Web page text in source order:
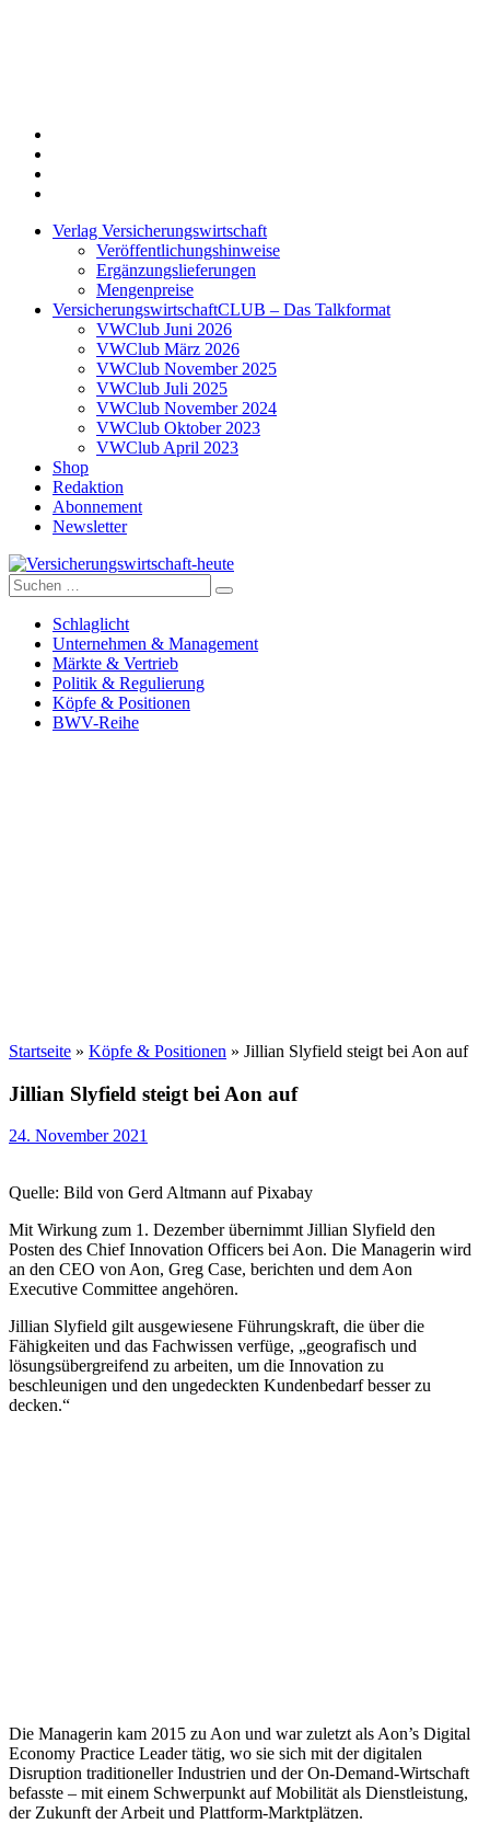
Verlag Versicherungswirtschaft
Veröffentlichungshinweise
Ergänzungslieferungen
Mengenpreise
VersicherungswirtschaftCLUB – Das Talkformat
VWClub Juni 2026
VWClub März 2026
VWClub November 2025
VWClub Juli 2025
VWClub November 2024
VWClub Oktober 2023
VWClub April 2023
Shop
Redaktion
Abonnement
Newsletter
Versicherungswirtschaft-heute
Suche
nach:
Schlaglicht
Unternehmen & Management
Märkte & Vertrieb
Politik & Regulierung
Köpfe & Positionen
BWV-Reihe
Startseite » Köpfe & Positionen » Jillian Slyfield steigt bei Aon auf
Jillian Slyfield steigt bei Aon auf
24. November 2021
Quelle: Bild von Gerd Altmann auf Pixabay
Mit Wirkung zum 1. Dezember übernimmt Jillian Slyfield den
Posten des Chief Innovation Officers bei Aon. Die Managerin wird
an den CEO von Aon, Greg Case, berichten und dem Aon
Executive Committee angehören.
Jillian Slyfield gilt ausgewiesene Führungskraft, die über die
Fähigkeiten und das Fachwissen verfüge, „geografisch und
lösungsübergreifend zu arbeiten, um die Innovation zu
beschleunigen und den ungedeckten Kundenbedarf besser zu
decken.“
Die Managerin kam 2015 zu Aon und war zuletzt als Aon’s Digital
Economy Practice Leader tätig, wo sie sich mit der digitalen
Disruption traditioneller Industrien und der On-Demand-Wirtschaft
befasste – mit einem Schwerpunkt auf Mobilität als Dienstleistung,
der Zukunft der Arbeit und Plattform-Marktplätzen.